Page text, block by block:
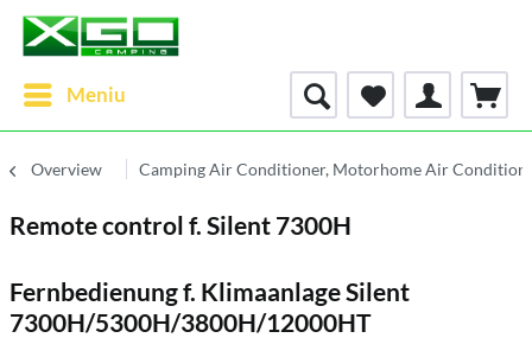
Meniu
Overview Camping Air Conditioner, Motorhome Air
Remote control f. Silent 7300H
Fernbedienung f. Klimaanlage Silent
7300H/5300H/3800H/12000HT